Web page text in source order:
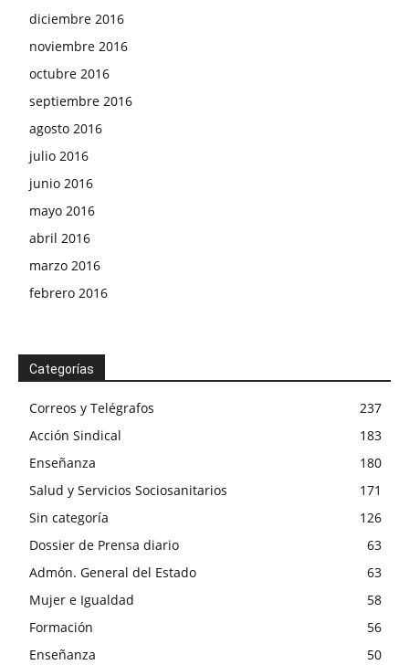
diciembre 2016
noviembre 2016
octubre 2016
septiembre 2016
agosto 2016
julio 2016
junio 2016
mayo 2016
abril 2016
marzo 2016
febrero 2016
Categorías
Correos y Telégrafos
237
Acción Sindical
183
Enseñanza
180
Salud y Servicios Sociosanitarios
171
Sin categoría
126
Dossier de Prensa diario
63
Admón. General del Estado
63
Mujer e Igualdad
58
Formación
56
Enseñanza
50